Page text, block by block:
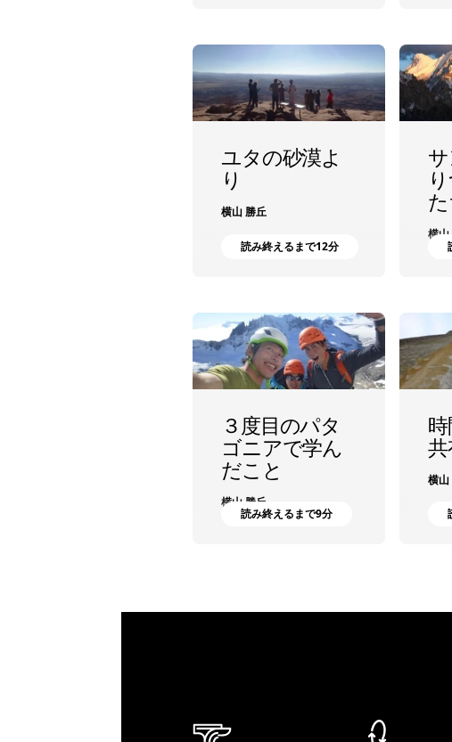
ユタの砂漠よ
り
横山 勝丘
読み終えるまで12分
横山
３度目のパタ
ゴニアで学ん
だこと
横山 勝丘
読み終えるまで9分
横山